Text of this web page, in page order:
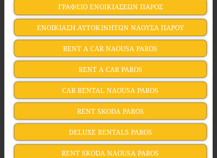
ΓΡΑΦΕΙΟ ΕΝΟΙΚΙΑΣΕΩΝ ΠΑΡΟΣ
ΕΝΟΙΚΙΑΣΗ ΑΥΤΟΚΙΝΗΤΩΝ ΝΑΟΥΣΑ ΠΑΡΟΥ
RENT A CAR NAOUSA PAROS
RENT A CAR PAROS
CAR RENTAL NAOUSA PAROS
RENT SKODA PAROS
DELUXE RENTALS PAROS
RENT SKODA NAOUSA PAROS